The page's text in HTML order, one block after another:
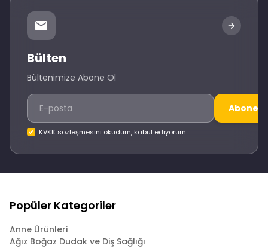
Bülten
Bültenimize Abone Ol
Abone
KVKK sözleşmesini okudum, kabul ediyorum.
Popüler Kategoriler
Anne Ürünleri
Ağız Boğaz Dudak ve Diş Sağlığı